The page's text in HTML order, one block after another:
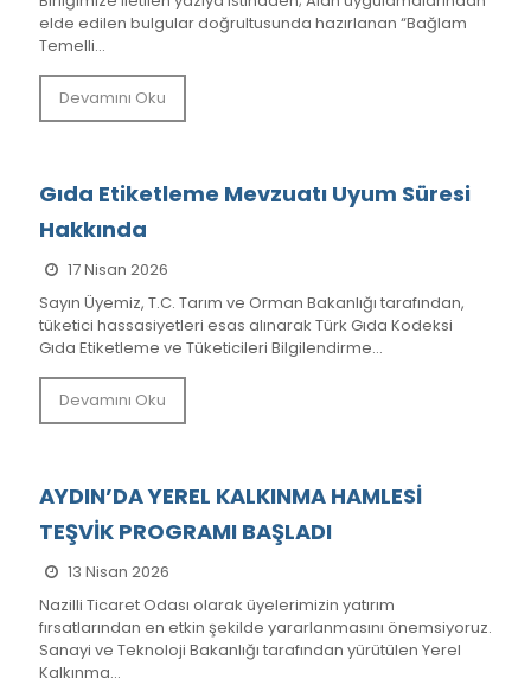
elde edilen bulgular doğrultusunda hazırlanan “Bağlam
Temelli...
Devamını Oku
Gıda Etiketleme Mevzuatı Uyum Süresi
Hakkında
17 Nisan 2026
Sayın Üyemiz, T.C. Tarım ve Orman Bakanlığı tarafından,
tüketici hassasiyetleri esas alınarak Türk Gıda Kodeksi
Gıda Etiketleme ve Tüketicileri Bilgilendirme...
Devamını Oku
AYDIN’DA YEREL KALKINMA HAMLESİ
TEŞVİK PROGRAMI BAŞLADI
13 Nisan 2026
Nazilli Ticaret Odası olarak üyelerimizin yatırım
fırsatlarından en etkin şekilde yararlanmasını önemsiyoruz.
Sanayi ve Teknoloji Bakanlığı tarafından yürütülen Yerel
Kalkınma...